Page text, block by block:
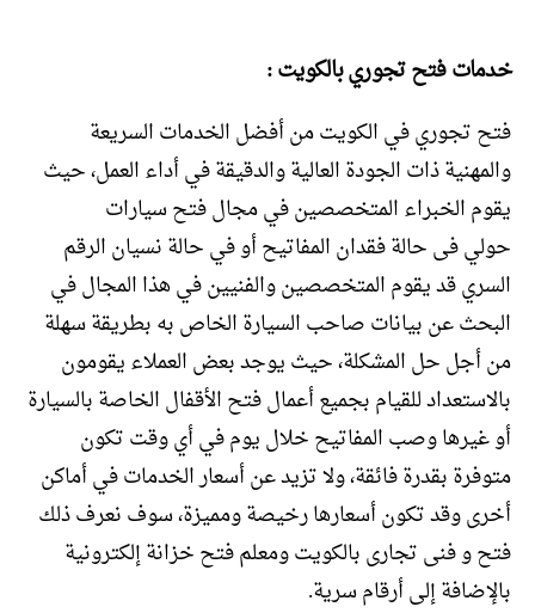
خدمات فتح تجوري بالكويت :
فتح تجوري في الكويت من أفضل الخدمات السريعة
والمهنية ذات الجودة العالية والدقيقة في أداء العمل، حيث
يقوم الخبراء المتخصصين في مجال فتح سيارات
حولي فى حالة فقدان المفاتيح أو في حالة نسيان الرقم
السري قد يقوم المتخصصين والفنيين في هذا المجال في
البحث عن بيانات صاحب السيارة الخاص به بطريقة سهلة
من أجل حل المشكلة، حيث يوجد بعض العملاء يقومون
بالاستعداد للقيام بجميع أعمال فتح الأقفال الخاصة بالسيارة
أو غيرها وصب المفاتيح خلال يوم في أي وقت تكون
متوفرة بقدرة فائقة، ولا تزيد عن أسعار الخدمات في أماكن
أخرى وقد تكون أسعارها رخيصة ومميزة، سوف نعرف ذلك
فتح و فنى تجارى بالكويت ومعلم فتح خزانة إلكترونية
بالإضافة إلى أرقام سرية.